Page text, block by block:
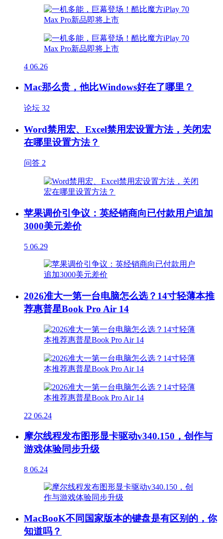
4 06.26
Mac那么贵，他比Windows好在了哪里？
论坛 32
Word禁用宏、Excel禁用宏设置方法，关闭宏
在哪里设置方法？
问答 2
苹果调价引争议：英经销商向已付款用户追加
3000美元差价
5 06.29
2026准大一第一台电脑怎么选？14寸轻薄本推
荐惠普星Book Pro Air 14
22 06.24
摩尔线程发布图形显卡驱动v340.150，创作与
游戏体验同步升级
8 06.24
MacBooK不同国家版本的键盘是有区别的，你
知道吗？